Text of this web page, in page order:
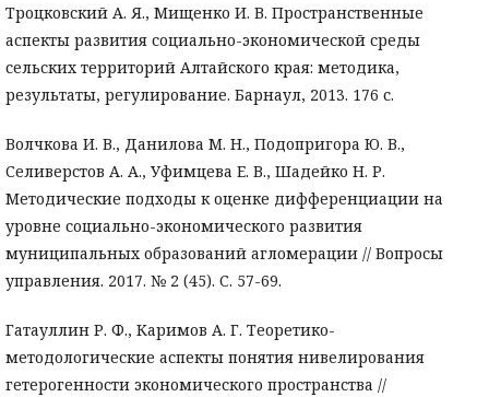
Троцковский А. Я., Мищенко И. В. Пространственные
аспекты развития социально-экономической среды
сельских территорий Алтайского края: методика,
результаты, регулирование. Барнаул, 2013. 176 с.
Волчкова И. В., Данилова М. Н., Подопригора Ю. В.,
Селиверстов А. А., Уфимцева Е. В., Шадейко Н. Р.
Методические подходы к оценке дифференциации на
уровне социально-экономического развития
муниципальных образований агломерации // Вопросы
управления. 2017. № 2 (45). С. 57-69.
Гатауллин Р. Ф., Каримов А. Г. Теоретико-
методологические аспекты понятия нивелирования
гетерогенности экономического пространства //